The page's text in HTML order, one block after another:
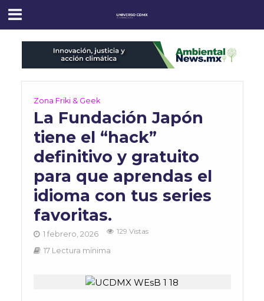
Zona Friki & Geek
La Fundación Japón
tiene el “hack”
definitivo y gratuito
para que aprendas el
idioma con tus series
favoritas.
1 febrero, 2026 129 Vistas
17 Lectura mínima